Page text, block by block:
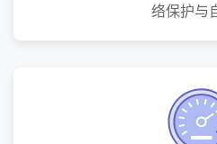
络保护与